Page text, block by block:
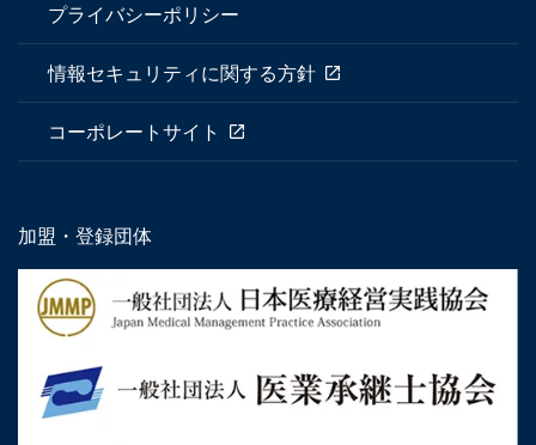
プライバシーポリシー
情報セキュリティに関する方針
コーポレートサイト
加盟・登録団体